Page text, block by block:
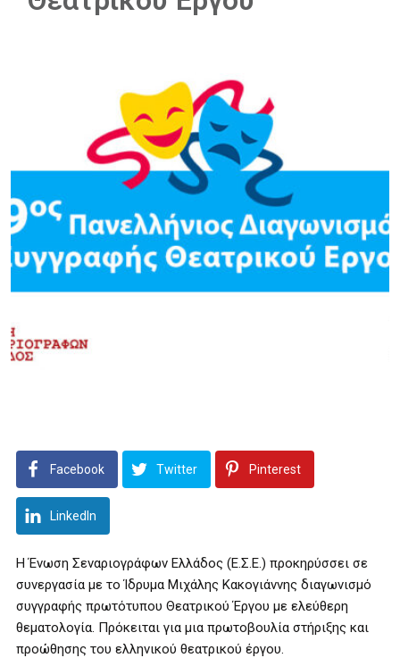
Facebook Twitter Pinterest
LinkedIn
H Ένωση Σεναριογράφων Ελλάδος (Ε.Σ.Ε.) προκηρύσσει σε
συνεργασία με το Ίδρυμα Μιχάλης Κακογιάννης διαγωνισμό
συγγραφής πρωτότυπου Θεατρικού Έργου με ελεύθερη
θεματολογία. Πρόκειται για μια πρωτοβουλία στήριξης και
προώθησης του ελληνικού θεατρικού έργου.